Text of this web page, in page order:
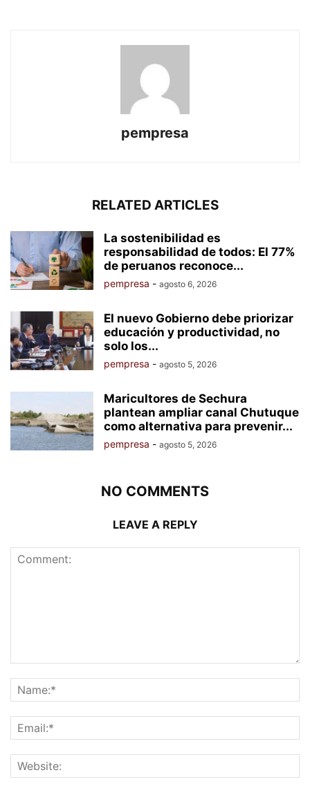
pempresa
RELATED ARTICLES
La sostenibilidad es
responsabilidad de todos: El 77%
de peruanos reconoce...
pempresa - agosto 6, 2026
El nuevo Gobierno debe priorizar
educación y productividad, no
solo los...
pempresa - agosto 5, 2026
Maricultores de Sechura
plantean ampliar canal Chutuque
como alternativa para prevenir...
pempresa - agosto 5, 2026
NO COMMENTS
LEAVE A REPLY